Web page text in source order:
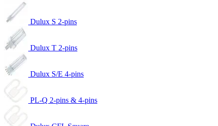
Dulux S 2-pins
Dulux T 2-pins
Dulux S/E 4-pins
PL-Q 2-pins & 4-pins